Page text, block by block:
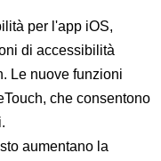
per l'app iOS,
di accessibilità
Le nuove funzioni
che consentono
aumentano la